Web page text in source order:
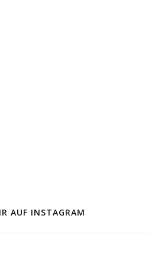
AUF INSTAGRAM